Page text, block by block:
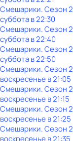
Смешарики. Сезон 2
субботав22:30
Смешарики. Сезон 2
субботав22:40
Смешарики. Сезон 2
субботав22:50
Смешарики. Сезон 2
воскресенье в21:05
Смешарики. Сезон 2
воскресенье в21:15
Смешарики. Сезон 2
воскресенье в21:25
Смешарики. Сезон 2
воскресенье в21:35